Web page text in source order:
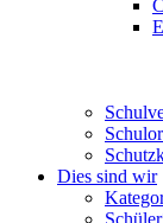
Dies sind wir